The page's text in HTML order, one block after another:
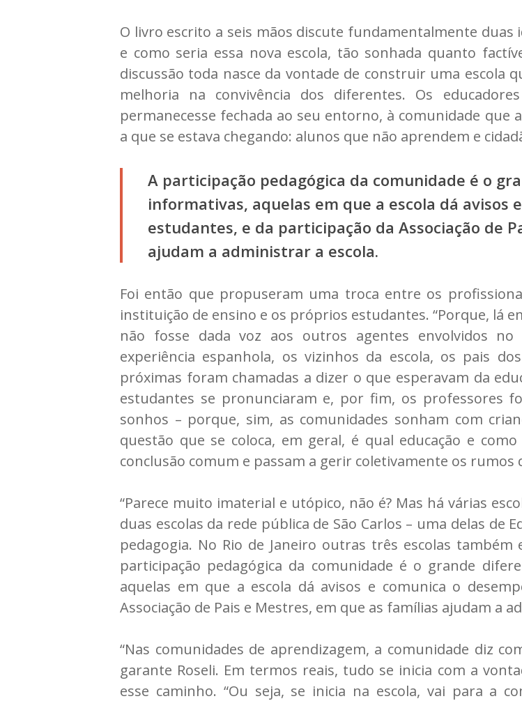
O livro escrito a seis mãos discute fundamentalmente duas
e como seria essa nova escola, tão sonhada quanto
discussão toda nasce da vontade de construir uma escola
melhoria na convivência dos diferentes. Os
permanecesse fechada ao seu entorno, à comunidade que
a que se estava chegando: alunos que não aprendem e
A participação pedagógica da comunidade é o
informativas, aquelas em que a escola dá avisos
estudantes, e da participação da Associação de
ajudam a administrar a escola.
Foi então que propuseram uma troca entre os
instituição de ensino e os próprios estudantes. “Porque, lá
não fosse dada voz aos outros agentes envolvidos no
experiência espanhola, os vizinhos da escola, os pais
próximas foram chamadas a dizer o que esperavam da
estudantes se pronunciaram e, por fim, os professores
sonhos – porque, sim, as comunidades sonham com
questão que se coloca, em geral, é qual educação e
conclusão comum e passam a gerir coletivamente os rumos
“Parece muito imaterial e utópico, não é? Mas há várias
duas escolas da rede pública de São Carlos – uma delas de
pedagogia. No Rio de Janeiro outras três escolas
participação pedagógica da comunidade é o grande
aquelas em que a escola dá avisos e comunica o
Associação de Pais e Mestres, em que as famílias ajudam a
“Nas comunidades de aprendizagem, a comunidade diz
garante Roseli. Em termos reais, tudo se inicia com a
esse caminho. “Ou seja, se inicia na escola, vai para a